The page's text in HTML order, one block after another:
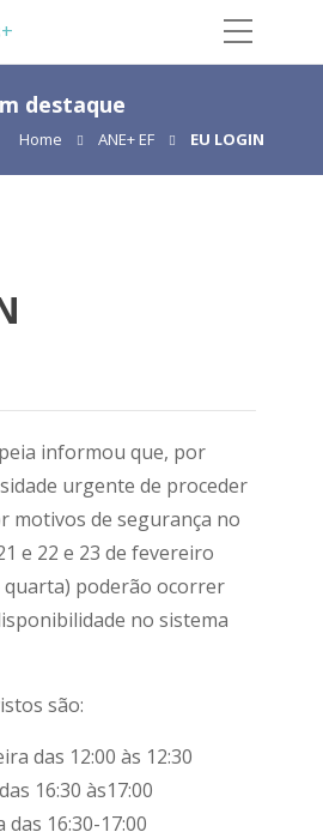
destaque
Home ANE+ EF EU LOGIN
informou que, por
urgente de proceder
motivos de segurança no
e 22 e 23 de fevereiro
quarta) poderão ocorrer
no sistema
são:
das 12:00 às 12:30
16:30 às17:00
16:30-17:00